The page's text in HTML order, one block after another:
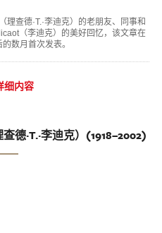
查德·T.·李迪克）的老朋友、同事和
（李迪克）的美好回忆，该文章在
数月首次发表。
细内容
德·T.·李迪克）(1918–2002)